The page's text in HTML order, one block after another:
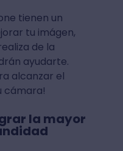
tienen un
tu imágen,
de la
ayudarte.
alcanzar el
cámara!
la mayor